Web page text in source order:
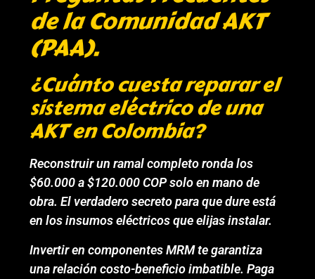
de la Comunidad AKT
(PAA).
¿Cuánto cuesta reparar el
sistema eléctrico de una
AKT en Colombia?
Reconstruir un ramal completo ronda los
$60.000 a $120.000 COP solo en mano de
obra. El verdadero secreto para que dure está
en los insumos eléctricos que elijas instalar.
Invertir en componentes MRM te garantiza
una relación costo-beneficio imbatible. Paga